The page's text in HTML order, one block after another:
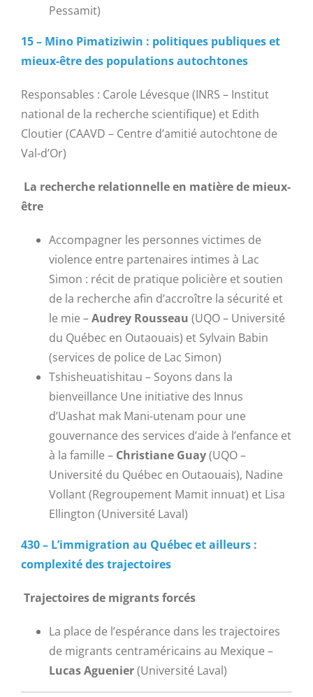
Pessamit)
15 – Mino Pimatiziwin : politiques publiques et
mieux-être des populations autochtones
Responsables : Carole Lévesque (INRS – Institut
national de la recherche scientifique) et Edith
Cloutier (CAAVD – Centre d’amitié autochtone de
Val-d’Or)
La recherche relationnelle en matière de mieux-
être
Accompagner les personnes victimes de
violence entre partenaires intimes à Lac
Simon : récit de pratique policière et soutien
de la recherche afin d’accroître la sécurité et
le mie –Audrey Rousseau (UQO – Université
du Québec en Outaouais) et Sylvain Babin
(services de police de Lac Simon)
Tshisheuatishitau – Soyons dans la
bienveillance Une initiative des Innus
d’Uashat mak Mani-utenam pour une
gouvernance des services d’aide à l’enfance et
à la famille – Christiane Guay(UQO –
Université du Québec en Outaouais), Nadine
Vollant (Regroupement Mamit innuat) et Lisa
Ellington (Université Laval)
430 – L’immigration au Québec et ailleurs :
complexité des trajectoires
Trajectoires de migrants forcés
La place de l’espérance dans les trajectoires
de migrants centraméricains au Mexique –
Lucas Aguenier(Université Laval)